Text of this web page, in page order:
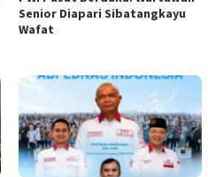
Senior Diapari Sibatangkayu
Wafat